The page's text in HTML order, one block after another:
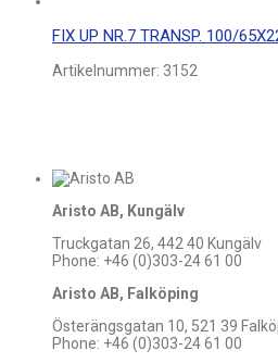
FIX UP NR.7 TRANSP. 100/
Artikelnummer: 3152
Aristo AB, Kungälv
Truckgatan 26, 442 40 Kungälv
Phone: +46 (0)303-24 61 00
Aristo AB, Falköping
Österängsgatan 10, 521 39
Phone: +46 (0)303-24 61 00